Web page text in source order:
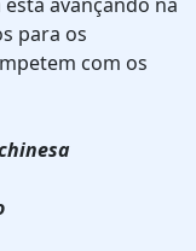
para os
com os